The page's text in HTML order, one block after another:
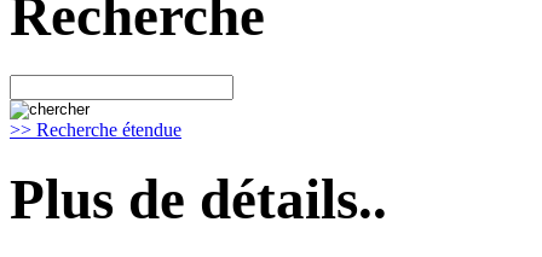
Recherche
>> Recherche étendue
Plus de détails..